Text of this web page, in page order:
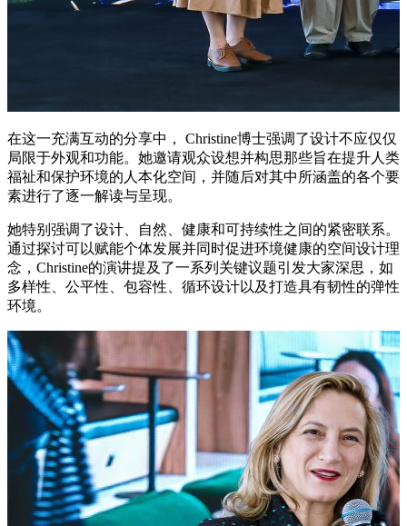
在这一充满互动的分享中， Christine博士强调了设计不应仅仅
局限于外观和功能。她邀请观众设想并构思那些旨在提升人类
福祉和保护环境的人本化空间，并随后对其中所涵盖的各个要
素进行了逐一解读与呈现。
她特别强调了设计、自然、健康和可持续性之间的紧密联系。
通过探讨可以赋能个体发展并同时促进环境健康的空间设计理
念，Christine的演讲提及了一系列关键议题引发大家深思，如
多样性、公平性、包容性、循环设计以及打造具有韧性的弹性
环境。